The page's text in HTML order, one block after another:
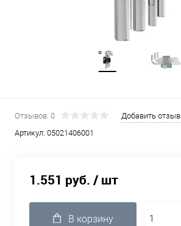
Отзывов: 0
Добавить отзыв
Артикул: 05021406001
1.551 руб. / шт
В корзину